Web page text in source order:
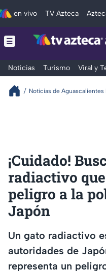
en vivo TV Azteca
Noticias Turismo Viral y
Noticias de Aguascalientes
¡Cuidado!
radiactivo
peligro a la
Japón
Un gato radiactivo
autoridades de
representa un